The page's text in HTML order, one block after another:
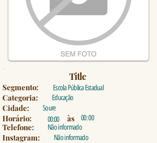
Title
Segmento: Escola Pública Estadual
Categoria: Educação
Cidade: Soure
Horário: 00:00 às 00: 00
Telefone: Não informado
Instagram: Não informado